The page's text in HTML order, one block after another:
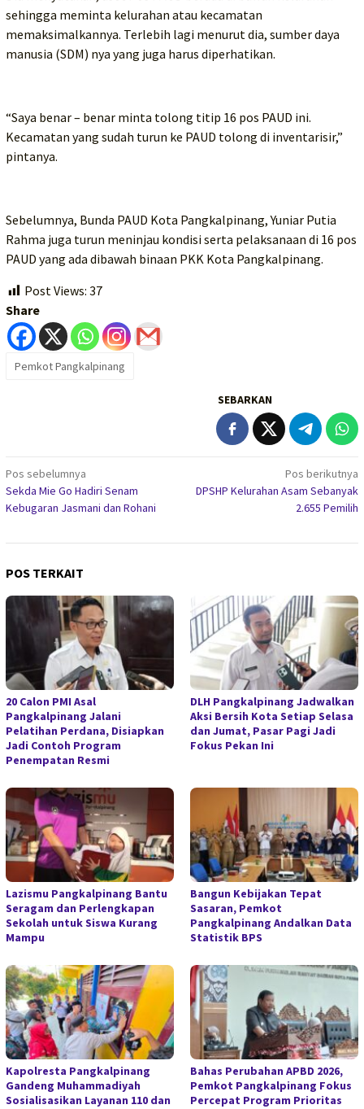
sehingga meminta kelurahan atau kecamatan
memaksimalkannya. Terlebih lagi menurut dia, sumber daya
manusia (SDM) nya yang juga harus diperhatikan.
“Saya benar – benar minta tolong titip 16 pos PAUD ini.
Kecamatan yang sudah turun ke PAUD tolong di inventarisir,”
pintanya.
Sebelumnya, Bunda PAUD Kota Pangkalpinang, Yuniar Putia
Rahma juga turun meninjau kondisi serta pelaksanaan di 16 pos
PAUD yang ada dibawah binaan PKK Kota Pangkalpinang.
Post Views: 37
Share
Pemkot Pangkalpinang
SEBARKAN
Navigasi
pos
Pos sebelumnya
Sekda Mie Go Hadiri Senam
Kebugaran Jasmani dan Rohani
Pos berikutnya
DPSHP Kelurahan Asam Sebanyak
2.655 Pemilih
POS TERKAIT
20 Calon PMI Asal
Pangkalpinang Jalani
Pelatihan Perdana, Disiapkan
Jadi Contoh Program
Penempatan Resmi
DLH Pangkalpinang Jadwalkan
Aksi Bersih Kota Setiap Selasa
dan Jumat, Pasar Pagi Jadi
Fokus Pekan Ini
Lazismu Pangkalpinang Bantu
Seragam dan Perlengkapan
Sekolah untuk Siswa Kurang
Mampu
Bangun Kebijakan Tepat
Sasaran, Pemkot
Pangkalpinang Andalkan Data
Statistik BPS
Kapolresta Pangkalpinang
Gandeng Muhammadiyah
Sosialisasikan Layanan 110 dan
Bahas Perubahan APBD 2026,
Pemkot Pangkalpinang Fokus
Percepat Program Prioritas